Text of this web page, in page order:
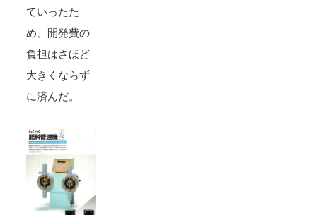
ていったた
め、開発費の
負担はさほど
大きくならず
に済んだ。